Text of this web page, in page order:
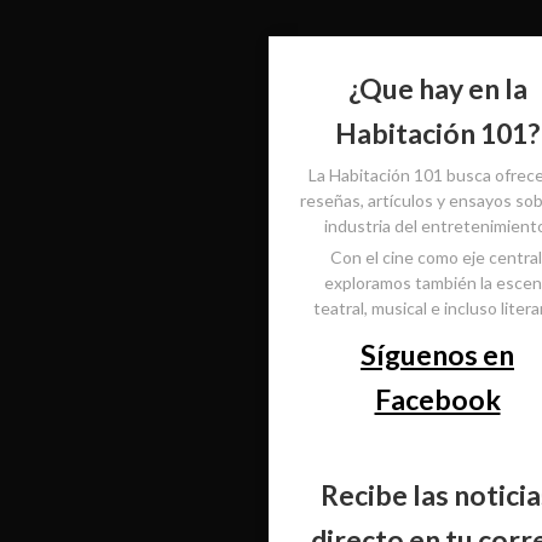
¿Que hay en la
Habitación 101?
La Habitación 101 busca
reseñas, artículos y ensayos
industria del
Con el cine como eje
exploramos también la
teatral, musical e incluso
Síguenos en
Facebook
Recibe las